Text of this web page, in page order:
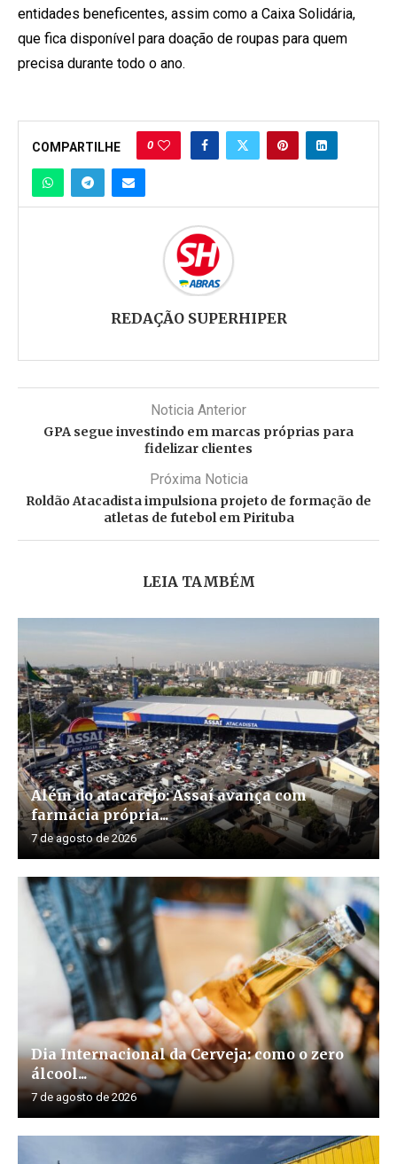
entidades beneficentes, assim como a Caixa Solidária,
que fica disponível para doação de roupas para quem
precisa durante todo o ano.
COMPARTILHE 0
REDAÇÃO SUPERHIPER
Noticia Anterior
GPA segue investindo em marcas próprias para
fidelizar clientes
Próxima Noticia
Roldão Atacadista impulsiona projeto de formação de
atletas de futebol em Pirituba
LEIA TAMBÉM
Além do atacarejo: Assaí avança com
farmácia própria...
7 de agosto de 2026
Dia Internacional da Cerveja: como o zero
álcool...
7 de agosto de 2026